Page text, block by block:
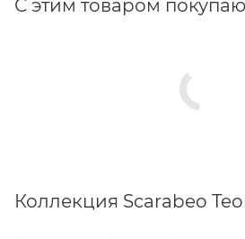
С этим товаром
Коллекция Scarabeo